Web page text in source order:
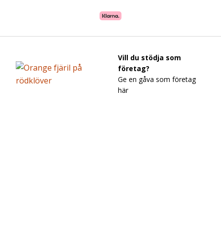
Vill du stödja som
företag?
Ge en gåva som företag
här